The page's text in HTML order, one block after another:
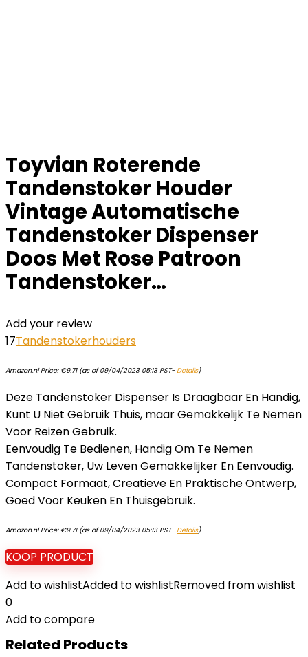
Toyvian Roterende
Tandenstoker Houder
Vintage Automatische
Tandenstoker Dispenser
Doos Met Rose Patroon
Tandenstoker…
Add your review
17Tandenstokerhouders
Amazon.nl Price: €9.71(as of 09/04/2023 05:13 PST-Details)
Deze Tandenstoker Dispenser Is Draagbaar En Handig,
Kunt U Niet Gebruik Thuis, maar Gemakkelijk Te Nemen
Voor Reizen Gebruik.
Eenvoudig Te Bedienen, Handig Om Te Nemen
Tandenstoker, Uw Leven Gemakkelijker En Eenvoudig.
Compact Formaat, Creatieve En Praktische Ontwerp,
Goed Voor Keuken En Thuisgebruik.
Amazon.nl Price: €9.71(as of 09/04/2023 05:13 PST-Details)
KOOP PRODUCT
Add to wishlistAdded to wishlistRemoved from wishlist
0
Add to compare
Related Products